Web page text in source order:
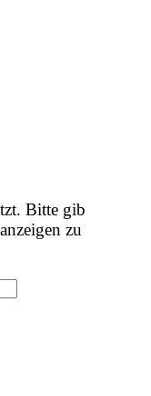
Bitte gib
zu